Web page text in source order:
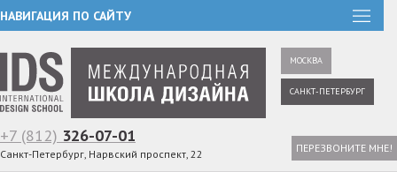
НАВИГАЦИЯ ПО САЙТУ
МОСКВА
САНКТ-ПЕТЕРБУРГ
+7 (812) 326-07-01
Санкт-Петербург, Нарвский проспект, 22 ПЕРЕЗВОНИТЕ МНЕ!